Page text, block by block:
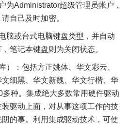
Administrator超级管理员帐户，
自己及时加密。
或台式电脑键盘类型，并自动
笔记本键盘则为关闭状态。
：包括方正姚体、华文彩云、
细黑、华文新魏、华文行楷、华
种。集成绝大多数常用硬件驱动
驱动上面，对从事这项工作的技
的事。利用集成驱动技术，可使